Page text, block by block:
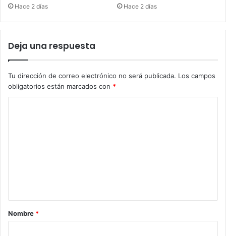
Hace 2 días Hace 2 días
Deja una respuesta
Tu dirección de correo electrónico no será publicada. Los campos
obligatorios están marcados con *
r
Nombre *